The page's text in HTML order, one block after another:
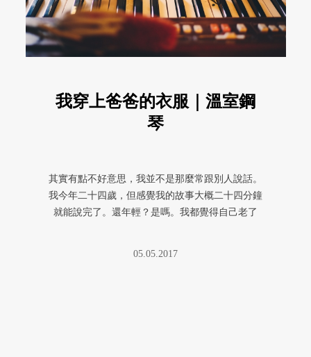
我穿上爸爸的衣服｜溫室鋼
琴
其實有點不好意思，我並不是那麼常跟別人說話。
我今年二十四歲，但感覺我的故事大概二十四分鐘
就能說完了。還年輕？是嗎。我都覺得自己老了
05.05.2017